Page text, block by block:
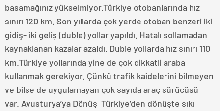
basamağınız yükselmiyor.Türkiye otobanlarında hız
sınırı 120 km. Son yıllarda çok yerde otoban benzeri iki
gidiş- iki geliş (duble) yollar yapıldı. Hatalı sollamadan
kaynaklanan kazalar azaldı. Duble yollarda hız sınırı 110
km.Türkiye yollarında yine de çok dikkatli araba
kullanmak gerekiyor. Çünkü trafik kaidelerini bilmeyen
ve bilse de uygulamayan çok sayıda araç sürücüsü
var. Avusturya’ya Dönüş Türkiye’den dönüşte sıkı